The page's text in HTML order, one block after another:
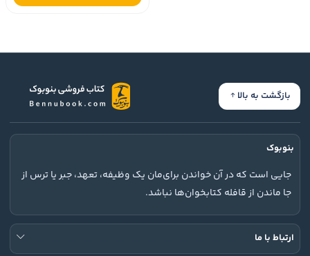
بازگشت به بالا
بنوبوک
جایی است که در آن خواندن برای‌مان یک وظیفه، تعهد، جبر یا ترس از
جا ماندن از قافله کتابخوان‌ها نباشد.
ارتباط با ما